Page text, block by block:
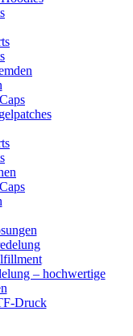
– hochwertige
Druck